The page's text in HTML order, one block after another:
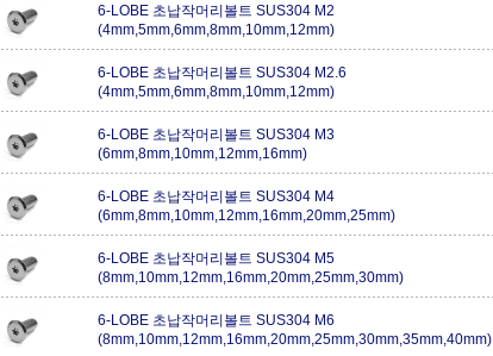
6-LOBE 초납작머리볼트 SUS304 M2
(4mm,5mm,6mm,8mm,10mm,12mm)
6-LOBE 초납작머리볼트 SUS304 M2.6
(4mm,5mm,6mm,8mm,10mm,12mm)
6-LOBE 초납작머리볼트 SUS304 M3
(6mm,8mm,10mm,12mm,16mm)
6-LOBE 초납작머리볼트 SUS304 M4
(6mm,8mm,10mm,12mm,16mm,20mm,25mm)
6-LOBE 초납작머리볼트 SUS304 M5
(8mm,10mm,12mm,16mm,20mm,25mm,30mm)
6-LOBE 초납작머리볼트 SUS304 M6
(8mm,10mm,12mm,16mm,20mm,25mm,30mm,35mm,40mm)